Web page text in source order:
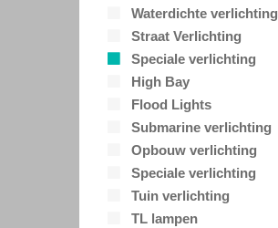
Waterdichte verlichting
Straat Verlichting
Speciale verlichting
High Bay
Flood Lights
Submarine verlichting
Opbouw verlichting
Speciale verlichting
Tuin verlichting
TL lampen